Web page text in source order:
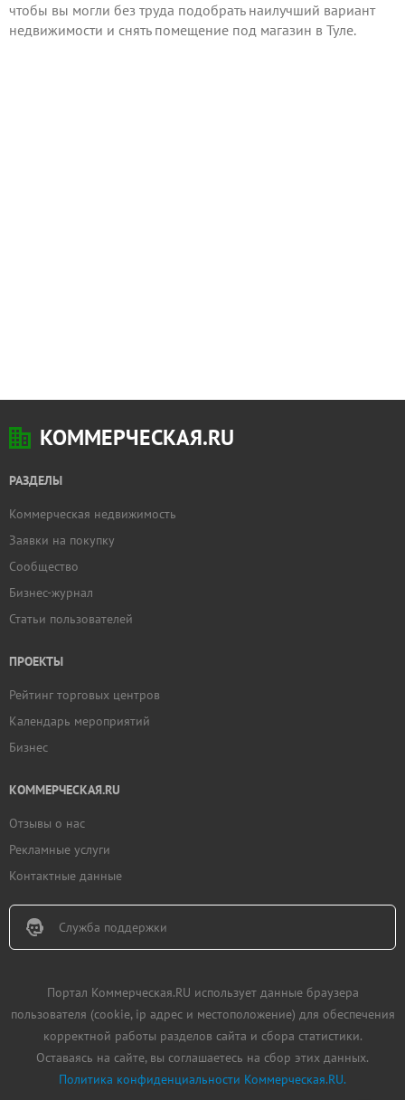
Добавить
чтобы вы могли без труда подобрать наилучший вариант
недвижимости и снять помещение под магазин в Туле.
КОММЕРЧЕСКАЯ.RU
РАЗДЕЛЫ
Коммерческая недвижимость
Заявки на покупку
Сообщество
Бизнес-журнал
Статьи пользователей
ПРОЕКТЫ
Рейтинг торговых центров
Календарь мероприятий
Бизнес
КОММЕРЧЕСКАЯ.RU
Отзывы о нас
Рекламные услуги
Контактные данные
Служба поддержки
Портал Коммерческая.RU использует данные браузера
пользователя (cookie, ip адрес и местоположение) для обеспечения
корректной работы разделов сайта и сбора статистики.
Оставаясь на сайте, вы соглашаетесь на сбор этих данных.
Политика конфиденциальности Коммерческая.RU.